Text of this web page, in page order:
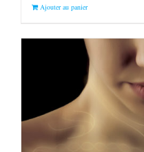
Ajouter au panier